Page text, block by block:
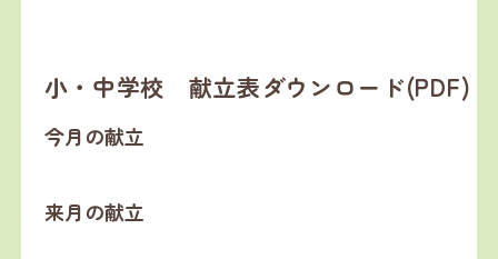
小・中学校 献立表ダウンロード(PDF)
今月の献立
来月の献立